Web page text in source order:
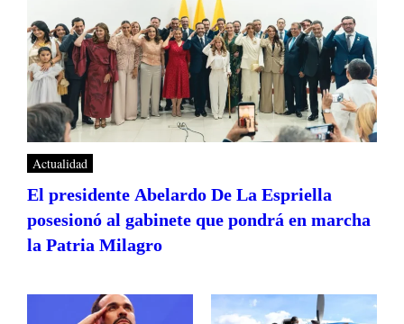
Actualidad
El presidente Abelardo De La Espriella
posesionó al gabinete que pondrá en marcha
la Patria Milagro